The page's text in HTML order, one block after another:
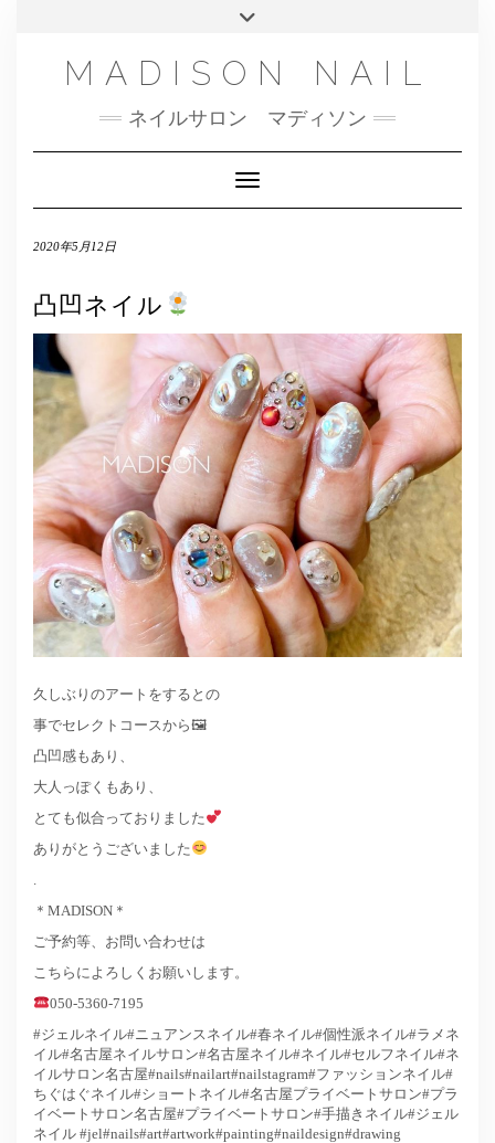
NAILBOOK(ご予約はこちら）
FACEBOOK
メール
MADISON NAIL
ネイルサロン マディソン
Toggle Navigation
2020年5月12日
凸凹ネイル
久しぶりのアートをするとの
事でセレクトコースから🖼
凸凹感もあり、
大人っぽくもあり、
とても似合っておりました
ありがとうございました
＊MADISON＊
ご予約等、お問い合わせは
こちらによろしくお願いします。
050-5360-7195
#ジェルネイル#ニュアンスネイル#春ネイル#個性派ネイル#ラメネ
イル#名古屋ネイルサロン#名古屋ネイル#ネイル#セルフネイル#ネ
イルサロン名古屋#nails#nailart#nailstagram#ファッションネイル#
ちぐはぐネイル#ショートネイル#名古屋プライベートサロン#プラ
イベートサロン名古屋#プライベートサロン#手描きネイル#ジェル
ネイル #jel#nails#art#artwork#painting#naildesign#drawing